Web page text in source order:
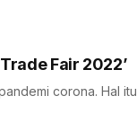
Fair 2022’
corona. Hal itu